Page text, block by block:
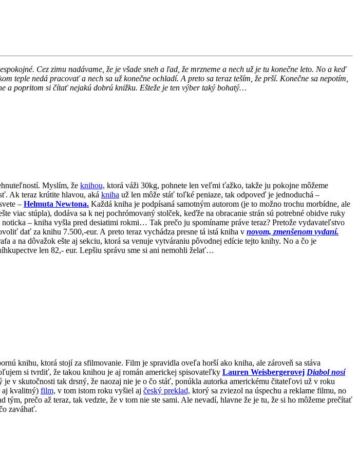
Cez zimu nadávame, že je všade sneh a ľad, že mrzneme a nech už je tu konečne leto. No a keď
teple nedá pracovať a nech sa už konečne ochladí. A preto sa teraz teším, že prší. Konečne sa nepotím,
a popritom si čítať nejakú dobrú knižku. Ešteže je ten výber taký bohatý…
Myslím, že knihou, ktorá váži 30kg, pohnete len veľmi ťažko, takže ju pokojne môžeme
Ak teraz krútite hlavou, aká kniha už len môže stáť toľké peniaze, tak odpoveď je jednoduchá –
– Helmuta Newtona. Každá kniha je podpísaná samotným autorom (je to možno trochu morbídne, ale
stúpla), dodáva sa k nej pochrómovaný stolček, keďže na obracanie strán sú potrebné obidve ruky
– kniha vyšla pred desiatimi rokmi… Tak prečo ju spomíname práve teraz? Pretože vydavateľstvo
dať za knihu 7.500,-eur. A preto teraz vychádza presne tá istá kniha v novom, zmenšenom vydaní.
a na dôvažok ešte aj sekciu, ktorá sa venuje vytváraniu pôvodnej edície tejto knihy. No a čo je
len 82,- eur. Lepšiu správu sme si ani nemohli želať…
knihu, ktorá stojí za sfilmovanie. Film je spravidla oveľa horší ako kniha, ale zároveň sa stáva
si tvrdiť, že takou knihou je aj román americkej spisovateľky Lauren Weisbergerovej Diabol nosí
v skutočnosti tak drsný, že naozaj nie je o čo stáť, ponúkla autorka americkému čitateľovi už v roku
aj kvalitný) film, v tom istom roku vyšiel aj český preklad, ktorý sa zviezol na úspechu a reklame filmu, no
tým, prečo až teraz, tak vedzte, že v tom nie ste sami. Ale nevadí, hlavne že je tu, že si ho môžeme prečítať
zaváhať.